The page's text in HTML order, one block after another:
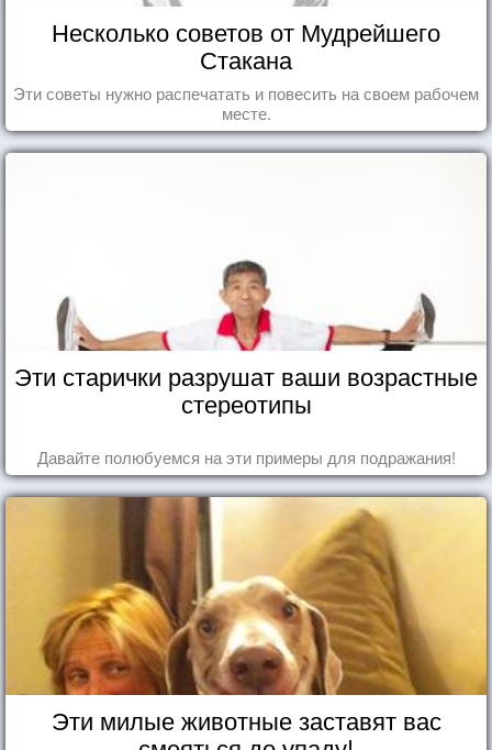
Несколько советов от Мудрейшего
Стакана
Эти советы нужно распечатать и повесить на своем рабочем
месте.
Эти старички разрушат ваши возрастные
стереотипы
Давайте полюбуемся на эти примеры для подражания!
Эти милые животные заставят вас